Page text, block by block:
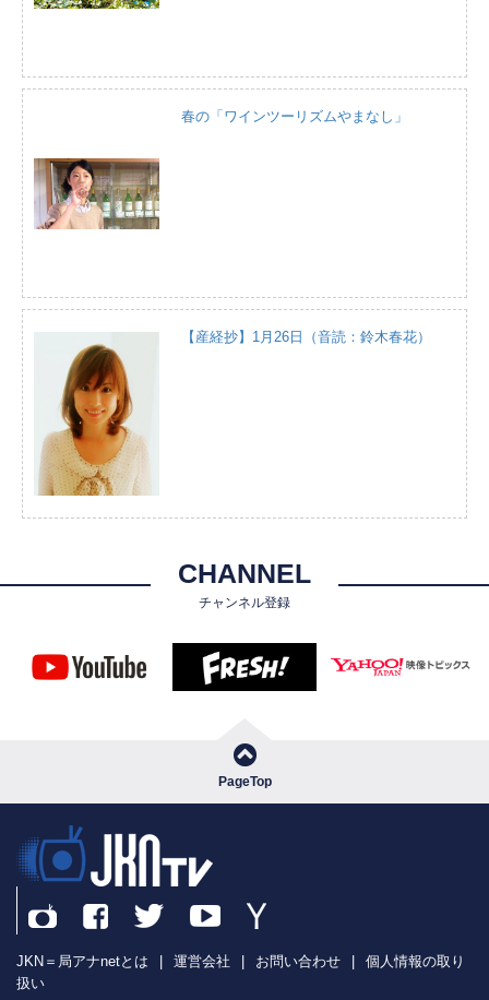
春の「ワインツーリズムやまなし」
【産経抄】1月26日（音読：鈴木春花）
CHANNEL
チャンネル登録
PageTop
JKN＝局アナnetとは 運営会社 お問い合わせ
個人情報の取り
扱い